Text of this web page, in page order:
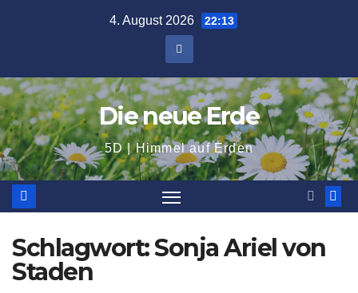
4. August 2026 22:13
Die neue Erde
5D | Himmel auf Erden
Schlagwort:Sonja Ariel von
Staden